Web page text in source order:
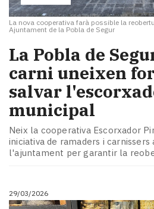
La nova cooperativa farà possible la
Ajuntament de la Pobla de Segur
La Pobla de
carni uneixen
salvar
municipal
Neix la cooperativa Escorxador
iniciativa de ramaders i
l'ajuntament per garantir la
29/03/2026